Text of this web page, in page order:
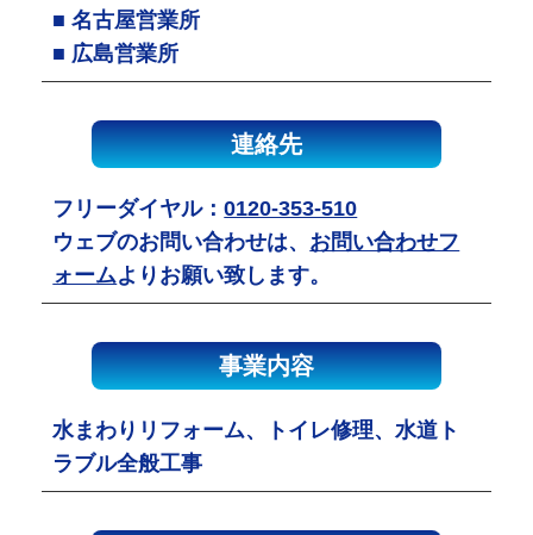
■ 名古屋営業所
■ 広島営業所
連絡先
フリーダイヤル：0120-353-510
ウェブのお問い合わせは、 お問い合わせフ
ォームよりお願い致します。
事業内容
水まわりリフォーム、トイレ修理、水道ト
ラブル全般工事